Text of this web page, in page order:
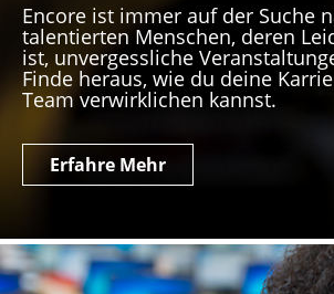
Encore ist immer auf der Suche
talentierten Menschen, deren
ist, unvergessliche
Finde heraus, wie du deine
Team verwirklichen kannst.
Erfahre Mehr